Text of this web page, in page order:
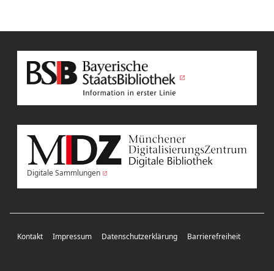
Digitale Sammlungen
Kontakt Impressum Datenschutzerklärung Barrierefreiheit